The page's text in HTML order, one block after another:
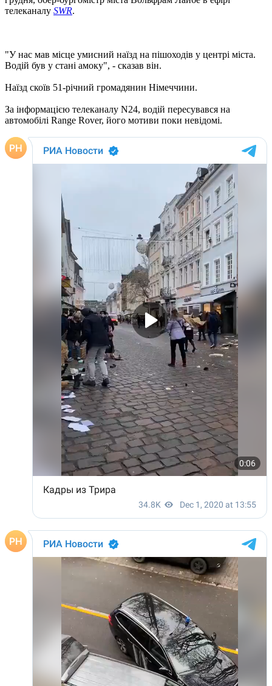
телеканалу SWR.
"У нас мав місце умисний наїзд на пішоходів у центрі міста.
Водій був у стані амоку", - сказав він.
Наїзд скоїв 51-річний громадянин Німеччини.
За інформацією телеканалу N24, водій пересувався на
автомобілі Range Rover, його мотиви поки невідомі.